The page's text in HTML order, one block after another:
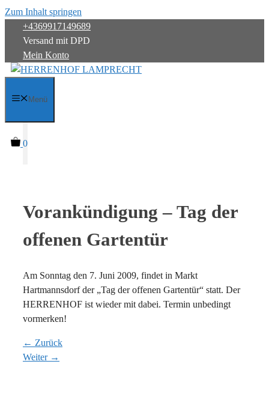
Zum Inhalt springen
+4369917149689
Versand mit DPD
Mein Konto
Menü
0
Vorankündigung – Tag der
offenen Gartentür
Am Sonntag den 7. Juni 2009, findet in Markt
Hartmannsdorf der „Tag der offenen Gartentür“ statt. Der
HERRENHOF ist wieder mit dabei. Termin unbedingt
vormerken!
← Zurück
Weiter →